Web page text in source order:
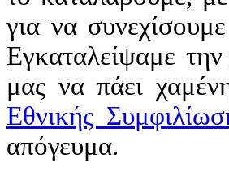
για να
Εγκαταλείψαμε
μας να πάει
Εθνικής
απόγευμα.